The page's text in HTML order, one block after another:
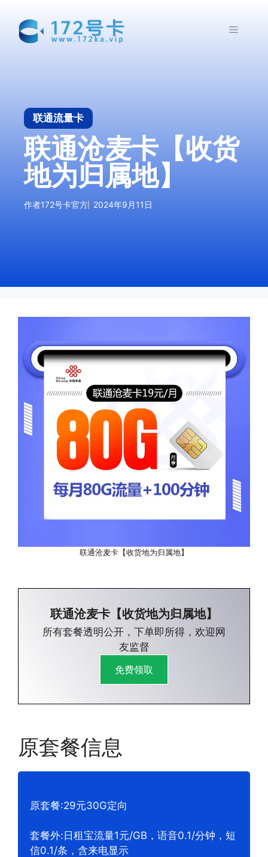
菜
联通流量卡
联通沧麦卡【收货
地为归属地】
作者172号卡官方 2024年9月11日
联通沧麦卡【收货地为归属地】
联通沧麦卡【收货地为归属地】
所有套餐透明公开，下单即所得，欢迎网
友监督
免费领取
原套餐信息
原套餐:29元30G定向
套餐外:日租宝流量1元/GB，语音0.1/分钟，短
信0.1/条，含来电显示